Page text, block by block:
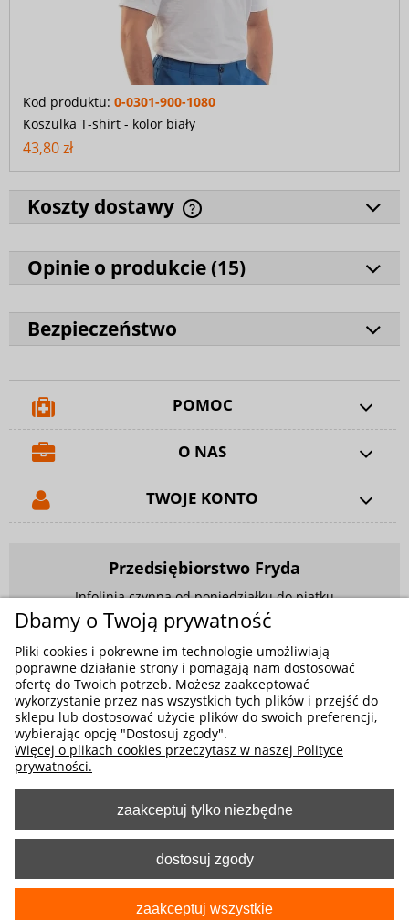
Kod produktu: 0-0301-900-1080
Koszulka T-shirt - kolor biały
43,80 zł
Koszty dostawy
Opinie o produkcie (15)
Bezpieczeństwo
POMOC
O NAS
TWOJE KONTO
Przedsiębiorstwo Fryda
Infolinia czynna od poniedziałku do piątku
w godzinach 9.00 - 17.00
881 703 704
E-mail:sklep@fryda.com.pl
Sklepy stacjonarne:
ul. Składowa 26, 34-400 Nowy Targ
ul. Żywiecka 91, 43-300 Bielsko-Biała
MOŻLIWE FORMY PŁATNOŚCI
Dbamy o Twoją prywatność
Pliki cookies i pokrewne im technologie umożliwiają
poprawne działanie strony i pomagają nam dostosować
ofertę do Twoich potrzeb. Możesz zaakceptować
wykorzystanie przez nas wszystkich tych plików i przejść do
sklepu lub dostosować użycie plików do swoich preferencji,
wybierając opcję "Dostosuj zgody".
Więcej o plikach cookies przeczytasz w naszej Polityce
prywatności.
zaakceptuj tylko niezbędne
dostosuj zgody
zaakceptuj wszystkie